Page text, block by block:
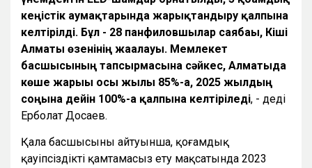
кеңістік аумақтарында жарықтандыру қалпына
келтірілді. Бұл - 28 панфиловшылар саябағы, Кіші
Алматы өзенінің жағалауы. Мемлекет
басшысының тапсырмасына сәйкес, Алматыда
көше жарығы осы жылы 85%-ға, 2025 жылдың
соңына дейін 100%-ға қалпына келтіріледі, - деді
Ерболат Досаев.
Қала басшысының айтуынша, қоғамдық
қауіпсіздікті қамтамасыз ету мақсатында 2023